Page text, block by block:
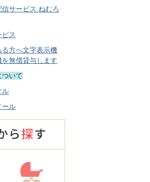
サービス ねむろ
ス
方へ文字表示機
無償貸与します
いて
ル
ール